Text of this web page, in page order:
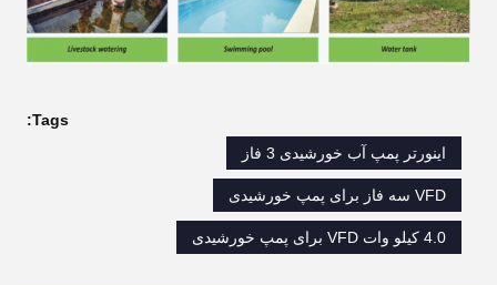
Tags:
اینورتر پمپ آب خورشیدی 3 فاز
VFD سه فاز برای پمپ خورشیدی
4.0 کیلو وات VFD برای پمپ خورشیدی